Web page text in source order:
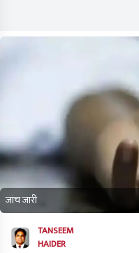
जांच जारी
TANSEEM
HAIDER